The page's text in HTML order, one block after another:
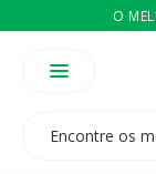
O
Temos 3
É